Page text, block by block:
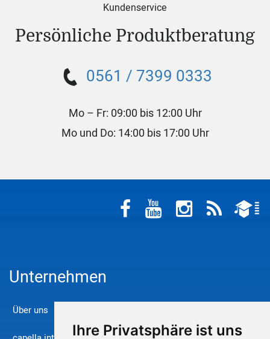
Ihre Privatsphäre ist uns
Kundenservice
Persönliche Produktberatung
0561 / 7399 0333
Mo – Fr: 09:00 bis 12:00 Uhr
Mo und Do: 14:00 bis 17:00 Uhr
Unternehmen
Über uns